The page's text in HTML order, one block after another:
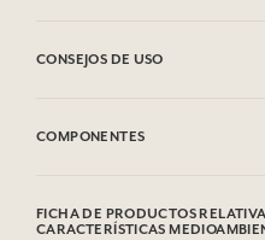
CONSEJOS DE USO
COMPONENTES
FICHA DE PRODUCTOS
CARACTERÍSTICAS